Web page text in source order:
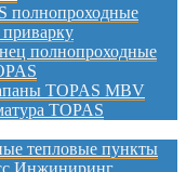
полнопроходные
полнопроходные
TOPAS MBV
TOPAS
тепловые пункты
Инжиниринг